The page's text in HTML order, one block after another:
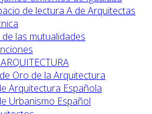
de lectura A de Arquitectas
las mutualidades
Oro de la Arquitectura
Arquitectura Española
Urbanismo Español